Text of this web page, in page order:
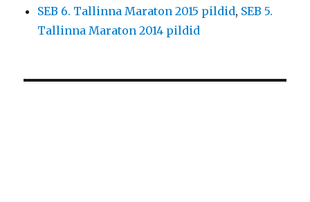
SEB 6. Tallinna Maraton 2015 pildid, SEB 5.
Tallinna Maraton 2014 pildid